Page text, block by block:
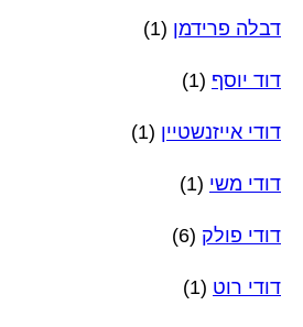
דבלה פרידמן (1)
דוד יוסף (1)
דודי אייזנשטיין (1)
דודי משי (1)
דודי פולק (6)
דודי רוט (1)